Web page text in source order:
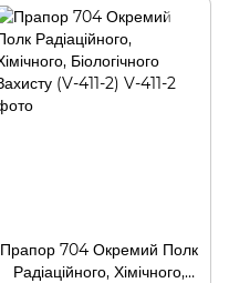
Прапор 704 Окремий Полк
Радіаційного, Хімічного,